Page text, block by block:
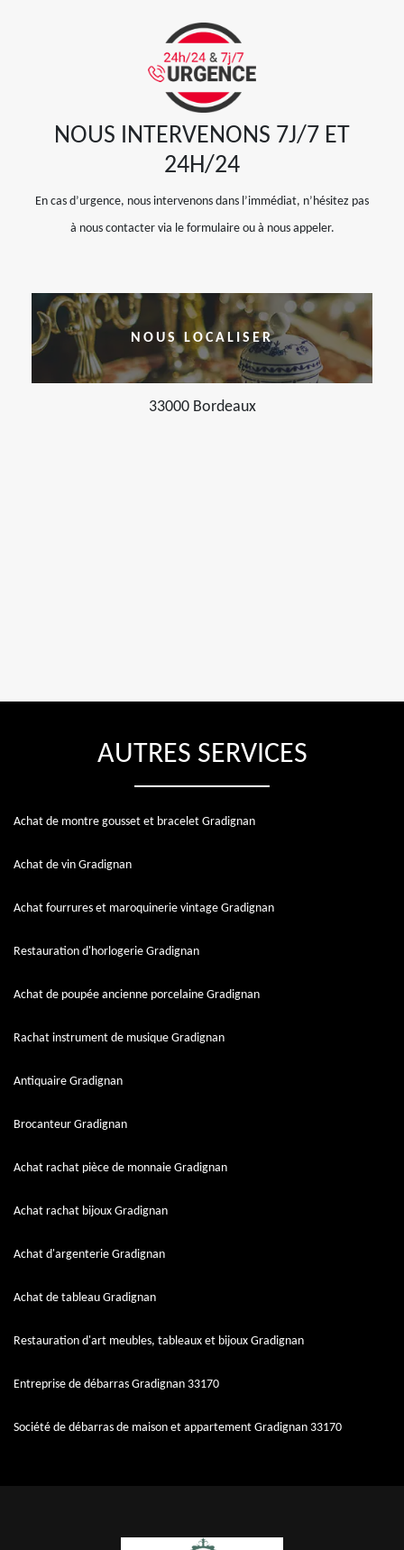
NOUS INTERVENONS 7J/7 ET
24H/24
En cas d’urgence, nous intervenons dans l’immédiat, n’hésitez pas
à nous contacter via le formulaire ou à nous appeler.
NOUS LOCALISER
33000 Bordeaux
AUTRES SERVICES
Achat de montre gousset et bracelet Gradignan
Achat de vin Gradignan
Achat fourrures et maroquinerie vintage Gradignan
Restauration d'horlogerie Gradignan
Achat de poupée ancienne porcelaine Gradignan
Rachat instrument de musique Gradignan
Antiquaire Gradignan
Brocanteur Gradignan
Achat rachat pièce de monnaie Gradignan
Achat rachat bijoux Gradignan
Achat d'argenterie Gradignan
Achat de tableau Gradignan
Restauration d'art meubles, tableaux et bijoux Gradignan
Entreprise de débarras Gradignan 33170
Société de débarras de maison et appartement Gradignan 33170